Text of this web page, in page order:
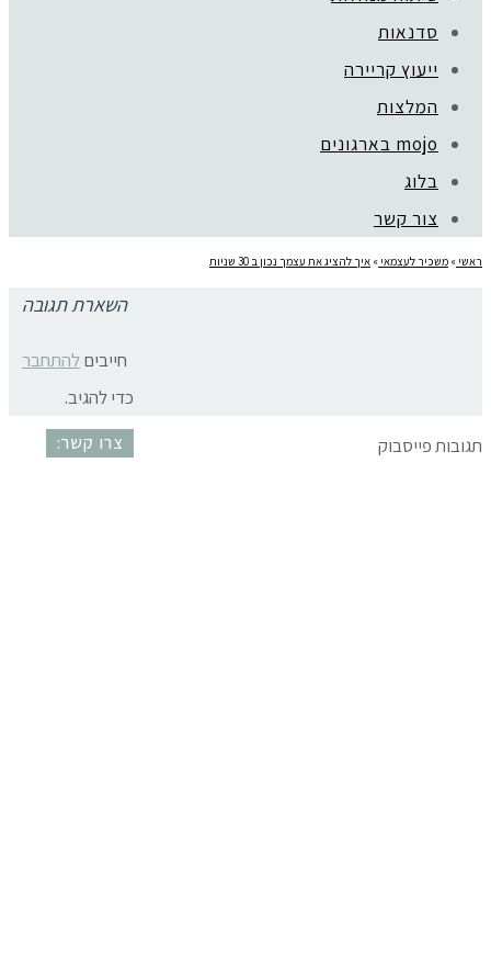
סדנאות
ייעוץ קריירה
המלצות
mojo בארגונים
בלוג
צור קשר
ראשי » משכיר לעצמאי » איך להציג את עצמך נכון ב 30 שניות
תגובות פייסבוק
השארת תגובה
חייביםלהתחבר
כדי להגיב.
צרו קשר:
קהילת סלוניקי 1, תל אביב |
© כל הזכויות שמורות לגלית שול |
נסטיה פייביש| ביצוע:zivuch